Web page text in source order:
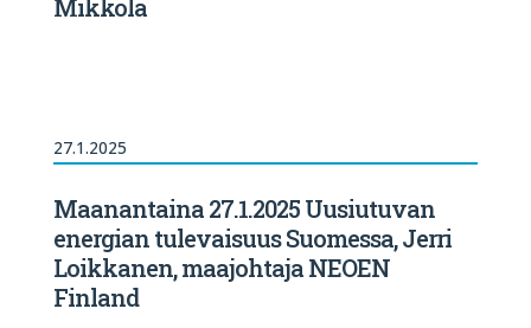
Mikkola
27.1.2025
Maanantaina 27.1.2025 Uusiutuvan
energian tulevaisuus Suomessa, Jerri
Loikkanen, maajohtaja NEOEN
Finland